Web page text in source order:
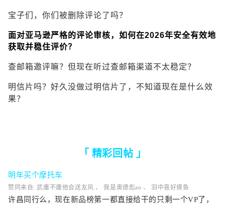
宝子们，你们被删除评论了吗？
面对亚马逊严格的评论审核，如何在2026年安全有效地
获取并稳住评价？
查邮箱邀评嘛？但现在听过查邮箱渠道不太稳定？
明信片吗？好久没做过明信片了，不知道现在是什么效
果？
「 精彩回帖 」
明年买个摩托车
赞同来自: 武庸不庸他会送友风 、 我是奥德彪ao 、 羽中喜好摸鱼
许昌同行么，现在新品榜第一都直接给干的只剩一个VP了，